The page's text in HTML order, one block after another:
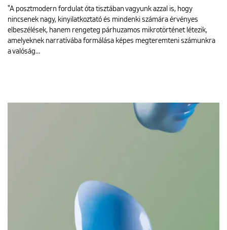
"A posztmodern fordulat óta tisztában vagyunk azzal is, hogy
nincsenek nagy, kinyilatkoztató és mindenki számára érvényes
elbeszélések, hanem rengeteg párhuzamos mikrotörténet létezik,
amelyeknek narratívába formálása képes megteremteni számunkra
a valóság…